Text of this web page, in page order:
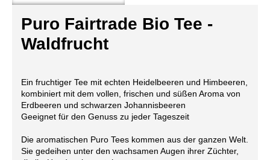
Puro Fairtrade Bio Tee -
Waldfrucht
Ein fruchtiger Tee mit echten Heidelbeeren und Himbeeren,
kombiniert mit dem vollen, frischen und süßen Aroma von
Erdbeeren und schwarzen Johannisbeeren
Geeignet für den Genuss zu jeder Tageszeit
Die aromatischen Puro Tees kommen aus der ganzen Welt.
Sie gedeihen unter den wachsamen Augen ihrer Züchter,